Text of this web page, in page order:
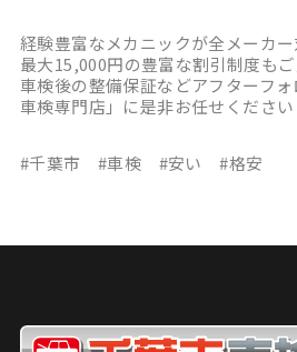
経験豊富なメカニックが全メーカー
最大15,000円の豊富な割引制度もご
車検後の整備保証などアフターフ
車検専門店」に是非お任せください
#千葉市 #車検 #安い #格安